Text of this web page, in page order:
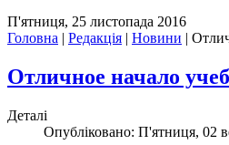
П'ятниця, 25 листопада 2016
Головна | Редакція | Новини |
Отличное начало
Деталі
Опубліковано: П'ятниця, 02